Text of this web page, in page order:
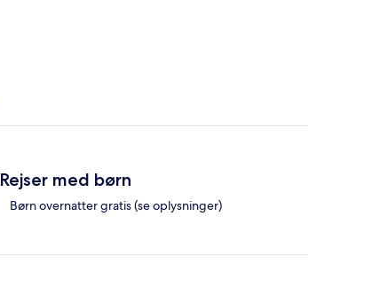
Rejser med børn
Børn overnatter gratis (se oplysninger)